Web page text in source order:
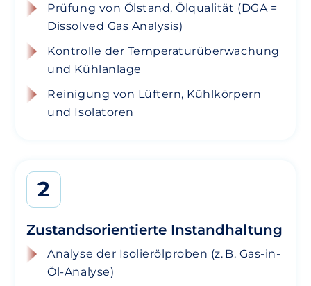
Prüfung von Ölstand, Ölqualität (DGA =
Dissolved Gas Analysis)
Kontrolle der Temperaturüberwachung
und Kühlanlage
Reinigung von Lüftern, Kühlkörpern
und Isolatoren
2
Zustandsorientierte Instandhaltung
Analyse der Isolierölproben (z. B. Gas-in-
Öl-Analyse)